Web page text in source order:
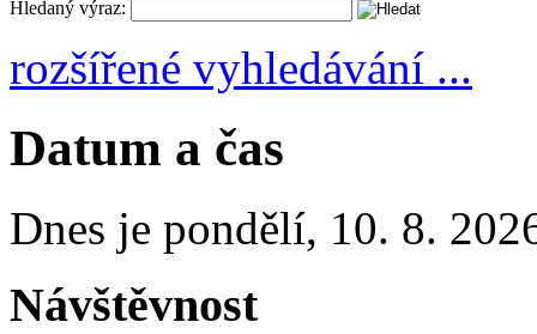
Hledaný výraz:
rozšířené vyhledávání ...
Datum a čas
Dnes je pondělí, 10. 8.
Návštěvnost